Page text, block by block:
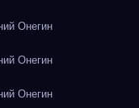
Онегин
Онегин
Онегин